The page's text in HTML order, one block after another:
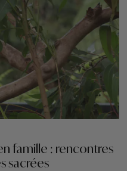
famille : rencontres
sacrées